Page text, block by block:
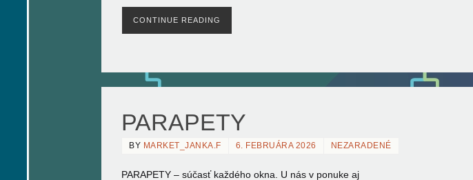
CONTINUE READING
PARAPETY
BY MARKET_JANKA.F 6. FEBRUÁRA 2026 NEZARADENÉ
PARAPETY – súčasť každého okna. U nás v ponuke aj